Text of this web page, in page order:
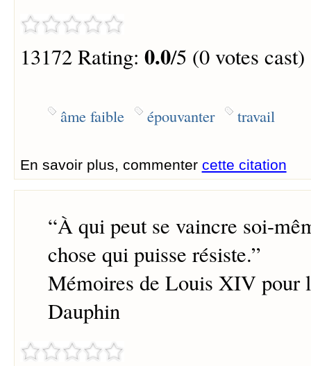
13172 Rating: 0.0/5 (0 votes cast)
âme faible épouvanter travail
En savoir plus, commenter cette citation
“À qui peut se vaincre soi-
chose qui puisse résiste.”
Mémoires de Louis XIV pour
Dauphin